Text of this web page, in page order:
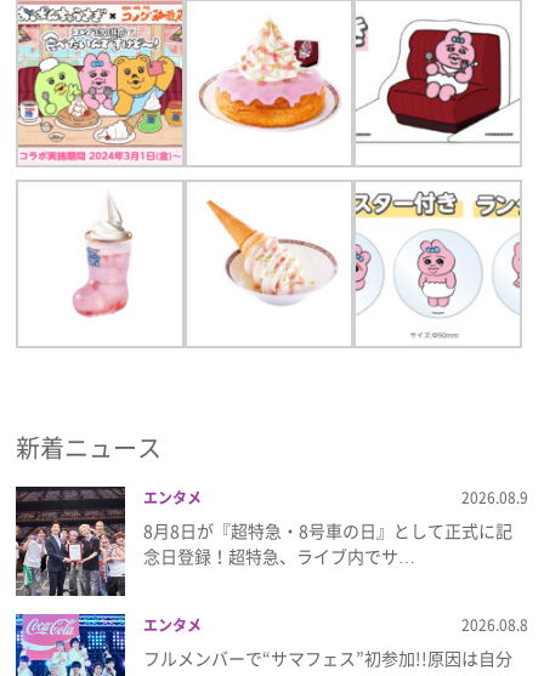
新着ニュース
エンタメ 2026.08.9
8月8日が『超特急・8号車の日』として正式に記
念日登録！超特急、ライブ内でサ…
エンタメ 2026.08.8
フルメンバーで“サマフェス”初参加!!原因は自分